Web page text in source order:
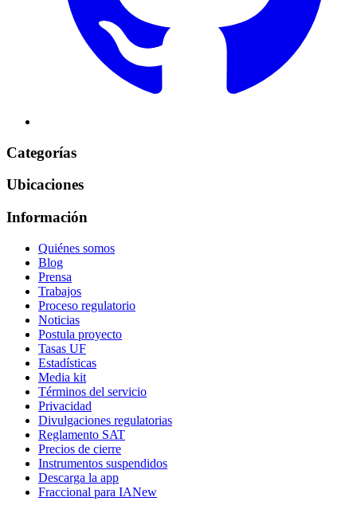
Categorías
Ubicaciones
Información
Quiénes somos
Blog
Prensa
Trabajos
Proceso regulatorio
Noticias
Postula proyecto
Tasas UF
Estadísticas
Media kit
Términos del servicio
Privacidad
Divulgaciones regulatorias
Reglamento SAT
Precios de cierre
Instrumentos suspendidos
Descarga la app
Fraccional para IANew